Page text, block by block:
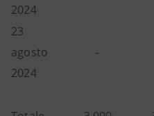
2024
23
agosto
2024
-